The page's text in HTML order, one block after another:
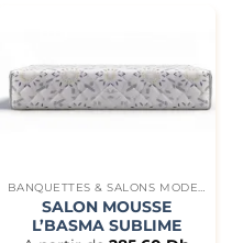
BANQUETTES & SALONS MODERNES
SALON MOUSSE
L’BASMA SUBLIME